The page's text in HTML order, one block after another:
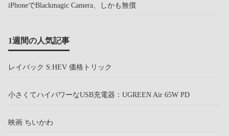
iPhoneでBlackmagic Camera、しかも無償
1週間の人気記事
レイバック S:HEV 価格トリック
小さくてハイパワーなUSB充電器：UGREEN Air 65W PD
映画 ちいかわ